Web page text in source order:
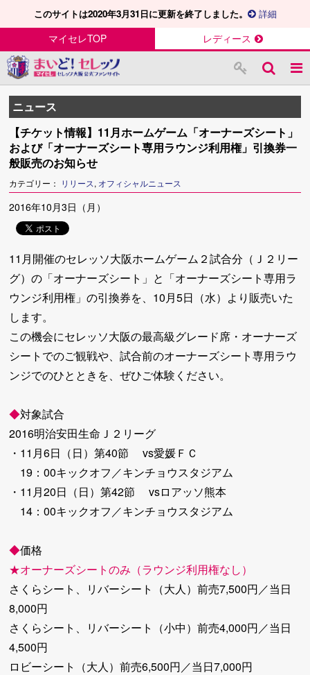
このサイトは2020年3月31日に更新を終了しました。 詳細
マイセレTOP レディース
ニュース
【チケット情報】11月ホームゲーム「オーナーズシート」
および「オーナーズシート専用ラウンジ利用権」引換券一
般販売のお知らせ
カテゴリー： リリース, オフィシャルニュース
2016年10月3日（月）
11月開催のセレッソ大阪ホームゲーム２試合分（Ｊ２リー
グ）の「オーナーズシート」と「オーナーズシート専用ラ
ウンジ利用権」の引換券を、10月5日（水）より販売いた
します。
この機会にセレッソ大阪の最高級グレード席・オーナーズ
シートでのご観戦や、試合前のオーナーズシート専用ラウ
ンジでのひとときを、ぜひご体験ください。
◆対象試合
2016明治安田生命Ｊ２リーグ
・11月6日（日）第40節 vs愛媛ＦＣ
19：00キックオフ／キンチョウスタジアム
・11月20日（日）第42節 vsロアッソ熊本
14：00キックオフ／キンチョウスタジアム
◆価格
★オーナーズシートのみ（ラウンジ利用権なし）
さくらシート、リバーシート（大人）前売7,500円／当日
8,000円
さくらシート、リバーシート（小中）前売4,000円／当日
4,500円
ロビーシート（大人）前売6,500円／当日7,000円